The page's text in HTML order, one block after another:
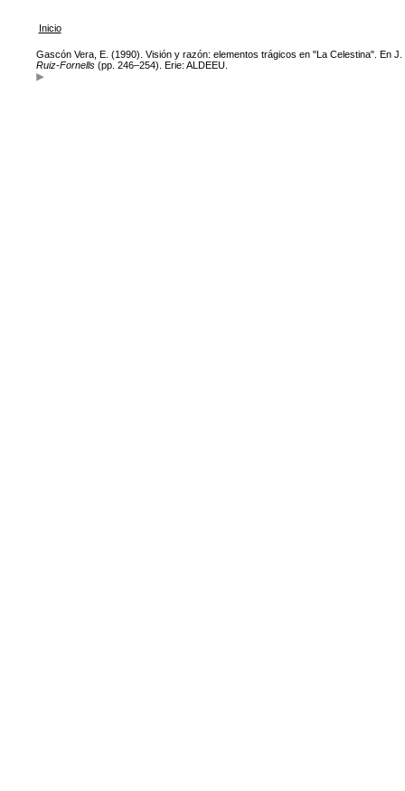
Inicio
Gascón Vera, E. (1990). Visión y razón: elementos trágicos en "La Celestina". En
Ruiz-Fornells(pp. 246–254). Erie: ALDEEU.